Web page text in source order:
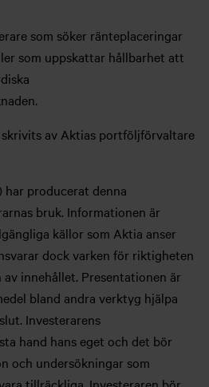
som söker ränteplaceringar
som uppskattar hållbarhet att
av Aktias portföljförvaltare
har producerat denna
bruk. Informationen är
källor som Aktia anser
dock varken för riktigheten
innehållet. Presentationen är
bland andra verktyg hjälpa
Investerarens
hand hans eget och det bör
och undersökningar som